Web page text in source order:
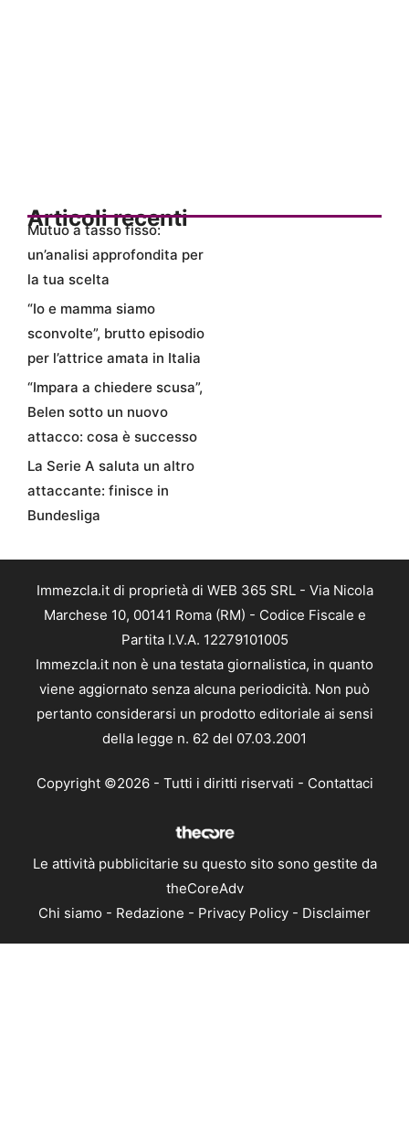
Articoli recenti
Mutuo a tasso fisso:
un’analisi approfondita per
la tua scelta
“Io e mamma siamo
sconvolte”, brutto episodio
per l’attrice amata in Italia
“Impara a chiedere scusa”,
Belen sotto un nuovo
attacco: cosa è successo
La Serie A saluta un altro
attaccante: finisce in
Bundesliga
Immezcla.it di proprietà di WEB 365 SRL - Via Nicola
Marchese 10, 00141 Roma (RM) - Codice Fiscale e
Partita I.V.A. 12279101005
Immezcla.it non è una testata giornalistica, in quanto
viene aggiornato senza alcuna periodicità. Non può
pertanto considerarsi un prodotto editoriale ai sensi
della legge n. 62 del 07.03.2001
Copyright ©2026 - Tutti i diritti riservati - Contattaci
Le attività pubblicitarie su questo sito sono gestite da
theCoreAdv
Chi siamo - Redazione - Privacy Policy - Disclaimer